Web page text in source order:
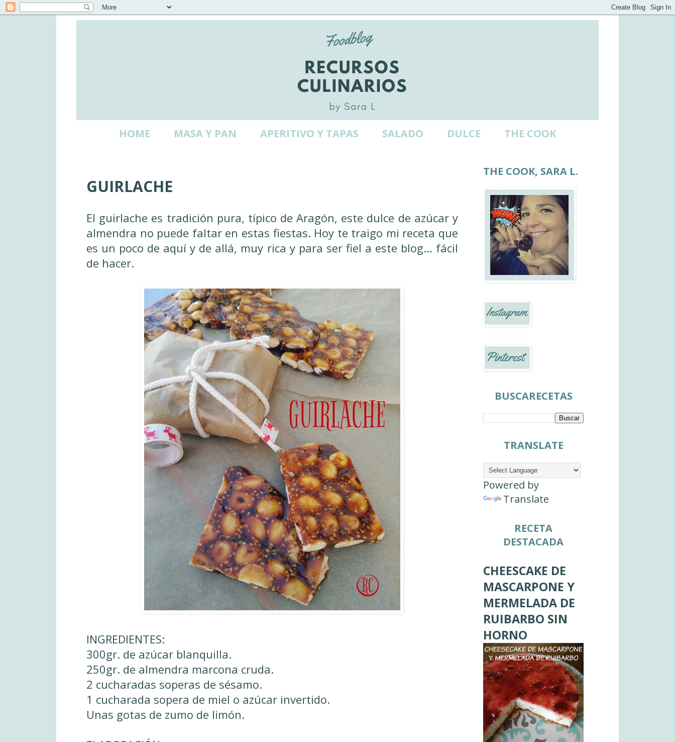
HOME MASA Y PAN APERITIVO Y TAPAS SALADO DULCE THE COOK
GUIRLACHE
El guirlache es tradición pura, típico de Aragón, este dulce de azúcar y
almendra no puede faltar en estas fiestas. Hoy te traigo mi receta que
es un poco de aquí y de allá, muy rica y para ser fiel a este blog... fácil
de hacer.
INGREDIENTES:
300gr. de azúcar blanquilla.
250gr. de almendra marcona cruda.
2 cucharadas soperas de sésamo.
1 cucharada sopera de miel o azúcar invertido.
Unas gotas de zumo de limón.
THE COOK, SARA L.
BUSCARECETAS
TRANSLATE
Powered by
Translate
RECETA
DESTACADA
CHEESCAKE DE
MASCARPONE Y
MERMELADA DE
RUIBARBO SIN
HORNO